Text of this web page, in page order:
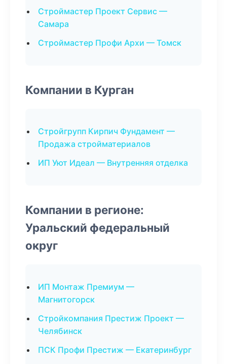
Строймастер Проект Сервис —
Самара
Строймастер Профи Архи — Томск
Компании в Курган
Стройгрупп Кирпич Фундамент —
Продажа стройматериалов
ИП Уют Идеал — Внутренняя отделка
Компании в регионе:
Уральский федеральный
округ
ИП Монтаж Премиум —
Магнитогорск
Стройкомпания Престиж Проект —
Челябинск
ПСК Профи Престиж — Екатеринбург